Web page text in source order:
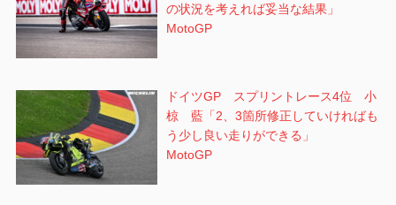
の状況を考えれば妥当な結果」
MotoGP
ドイツGP スプリントレース4位 小
椋 藍「2、3箇所修正していければも
う少し良い走りができる」
MotoGP